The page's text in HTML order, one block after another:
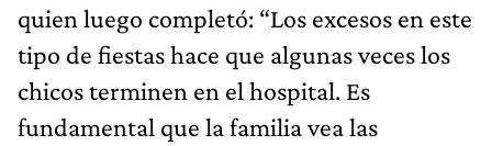
quien luego completó: “Los excesos en este
tipo de fiestas hace que algunas veces los
chicos terminen en el hospital. Es
fundamental que la familia vea las